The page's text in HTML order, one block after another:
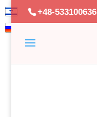
+48-533100636